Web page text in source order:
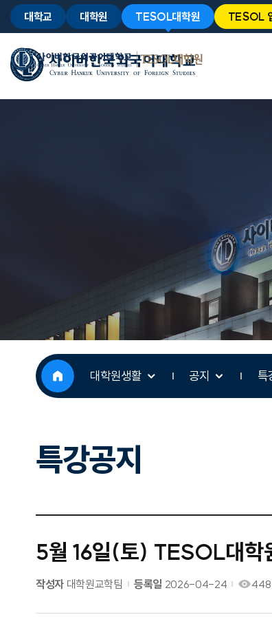
대학교 대학원 TESOL대학원 TESOL
대학원생활 공지 특
특강공지
5월 16일(토) TESOL대학
작성자 대학원교학팀 등록일 2026-04-24 448